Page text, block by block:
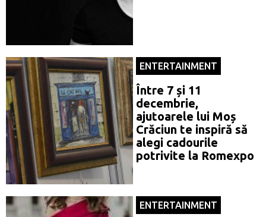
ENTERTAINMENT
Între 7 și 11
decembrie,
ajutoarele lui Moș
Crăciun te inspiră să
alegi cadourile
potrivite la Romexpo
ENTERTAINMENT